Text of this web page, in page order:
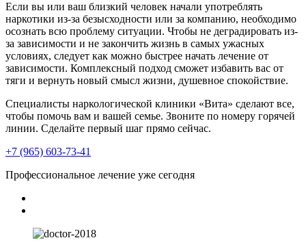
Если вы или ваш близкий человек начали употреблять
наркотики из-за безысходности или за компанию, необходимо
осознать всю проблему ситуации. Чтобы не деградировать из-
за зависимости и не закончить жизнь в самых ужасных
условиях, следует как можно быстрее начать лечение от
зависимости. Комплексный подход сможет избавить вас от
тяги и вернуть новый смысл жизни, душевное спокойствие.
Специалисты наркологической клиники «Вита» сделают все,
чтобы помочь вам и вашей семье. Звоните по номеру горячей
линии. Сделайте первый шаг прямо сейчас.
+7 (965) 603-73-41
Профессиональное лечение уже сегодня